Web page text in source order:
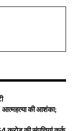
आत्महत्या की आशंका;